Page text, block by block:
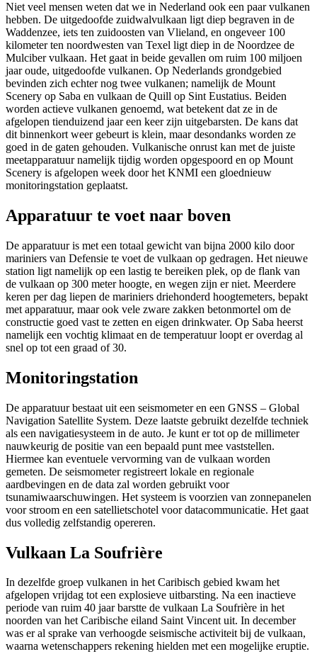
Niet veel mensen weten dat we in Nederland ook een paar vulkanen
hebben. De uitgedoofde zuidwalvulkaan ligt diep begraven in de
Waddenzee, iets ten zuidoosten van Vlieland, en ongeveer 100
kilometer ten noordwesten van Texel ligt diep in de Noordzee de
Mulciber vulkaan. Het gaat in beide gevallen om ruim 100 miljoen
jaar oude, uitgedoofde vulkanen. Op Nederlands grondgebied
bevinden zich echter nog twee vulkanen; namelijk de Mount
Scenery op Saba en vulkaan de Quill op Sint Eustatius. Beiden
worden actieve vulkanen genoemd, wat betekent dat ze in de
afgelopen tienduizend jaar een keer zijn uitgebarsten. De kans dat
dit binnenkort weer gebeurt is klein, maar desondanks worden ze
goed in de gaten gehouden. Vulkanische onrust kan met de juiste
meetapparatuur namelijk tijdig worden opgespoord en op Mount
Scenery is afgelopen week door het KNMI een gloednieuw
monitoringstation geplaatst.
Apparatuur te voet naar boven
De apparatuur is met een totaal gewicht van bijna 2000 kilo door
mariniers van Defensie te voet de vulkaan op gedragen. Het nieuwe
station ligt namelijk op een lastig te bereiken plek, op de flank van
de vulkaan op 300 meter hoogte, en wegen zijn er niet. Meerdere
keren per dag liepen de mariniers driehonderd hoogtemeters, bepakt
met apparatuur, maar ook vele zware zakken betonmortel om de
constructie goed vast te zetten en eigen drinkwater. Op Saba heerst
namelijk een vochtig klimaat en de temperatuur loopt er overdag al
snel op tot een graad of 30.
Monitoringstation
De apparatuur bestaat uit een seismometer en een GNSS – Global
Navigation Satellite System. Deze laatste gebruikt dezelfde techniek
als een navigatiesysteem in de auto. Je kunt er tot op de millimeter
nauwkeurig de positie van een bepaald punt mee vaststellen.
Hiermee kan eventuele vervorming van de vulkaan worden
gemeten. De seismometer registreert lokale en regionale
aardbevingen en de data zal worden gebruikt voor
tsunamiwaarschuwingen. Het systeem is voorzien van zonnepanelen
voor stroom en een satellietschotel voor datacommunicatie. Het gaat
dus volledig zelfstandig opereren.
Vulkaan La Soufrière
In dezelfde groep vulkanen in het Caribisch gebied kwam het
afgelopen vrijdag tot een explosieve uitbarsting. Na een inactieve
periode van ruim 40 jaar barstte de vulkaan La Soufrière in het
noorden van het Caribische eiland Saint Vincent uit. In december
was er al sprake van verhoogde seismische activiteit bij de vulkaan,
waarna wetenschappers rekening hielden met een mogelijke eruptie.